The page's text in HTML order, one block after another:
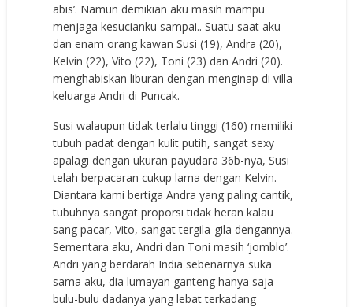
abis’. Namun demikian aku masih mampu
menjaga kesucianku sampai.. Suatu saat aku
dan enam orang kawan Susi (19), Andra (20),
Kelvin (22), Vito (22), Toni (23) dan Andri (20).
menghabiskan liburan dengan menginap di villa
keluarga Andri di Puncak.
Susi walaupun tidak terlalu tinggi (160) memiliki
tubuh padat dengan kulit putih, sangat sexy
apalagi dengan ukuran payudara 36b-nya, Susi
telah berpacaran cukup lama dengan Kelvin.
Diantara kami bertiga Andra yang paling cantik,
tubuhnya sangat proporsi tidak heran kalau
sang pacar, Vito, sangat tergila-gila dengannya.
Sementara aku, Andri dan Toni masih ‘jomblo’.
Andri yang berdarah India sebenarnya suka
sama aku, dia lumayan ganteng hanya saja
bulu-bulu dadanya yang lebat terkadang